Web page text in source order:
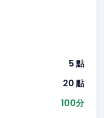
5 點
20 點
100分